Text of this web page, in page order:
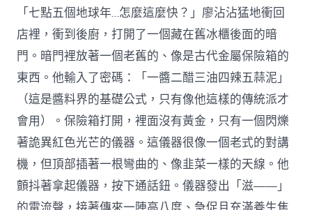
「七點五個地球年…怎麼這麼快？」廖沾沾猛地衝回
店裡，衝到後廚，打開了一個藏在舊冰櫃後面的暗
門。暗門裡放著一個老舊的、像是古代金屬保險箱的
東西。他輸入了密碼：「一醬二醋三油四辣五蒜泥」
（這是醬料界的基礎公式，只有像他這樣的傳統派才
會用）。保險箱打開，裡面沒有黃金，只有一個閃爍
著詭異紅色光芒的儀器。這儀器很像一個老式的對講
機，但頂部插著一根彎曲的、像韭菜一樣的天線。他
顫抖著拿起儀器，按下通話鈕。儀器發出「滋——」